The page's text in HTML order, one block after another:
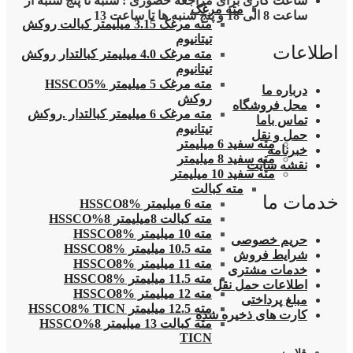
مته مرغک
مته مرغک 3.15 میلیمتر کبالت روکش
تیتانیوم
مته مرغک 4.0 میلیمتر کبالتدار روکش
تیتانیوم
مته مرغک 5 میلیمتر HSSCO5%
روکش
مته مرغک 6 میلیمتر کبالتدار .روکش
تیتانیوم
مته سفید 6 میلیمتر
مته سفید 8 میلیمتر
مته سفید 10 میلیمتر
مته کبالت
مته 6 میلیمتر HSSCO8%
مته کبالت 8میلیمتر 8%HSSCO
مته 10 میلیمتر HSSCO8%
مته 10.5 میلیمتر HSSCO8%
مته 11 میلیمتر HSSCO8%
مته 11.5 میلیمتر HSSCO8%
مته 12 میلیمتر HSSCO8%
مته 12.5 میلیمتر HSSCO8% TICN
مته کبالت 13 میلیمتر 8%HSSCO
TICN
ساعت 8 الی 18 و پنج شنبه ها تا ساعت 13
اطلاعات
درباره ما
محل فروشگاه
تماس باما
حمل و نقل
خبرنامه
نقشه سایت
خدمات ما
حریم خصوصی
شرایط فروش
خدمات مشتری
اطلاعات حمل نقل
مبلغ پرداختی
کارت های ذخیره شده